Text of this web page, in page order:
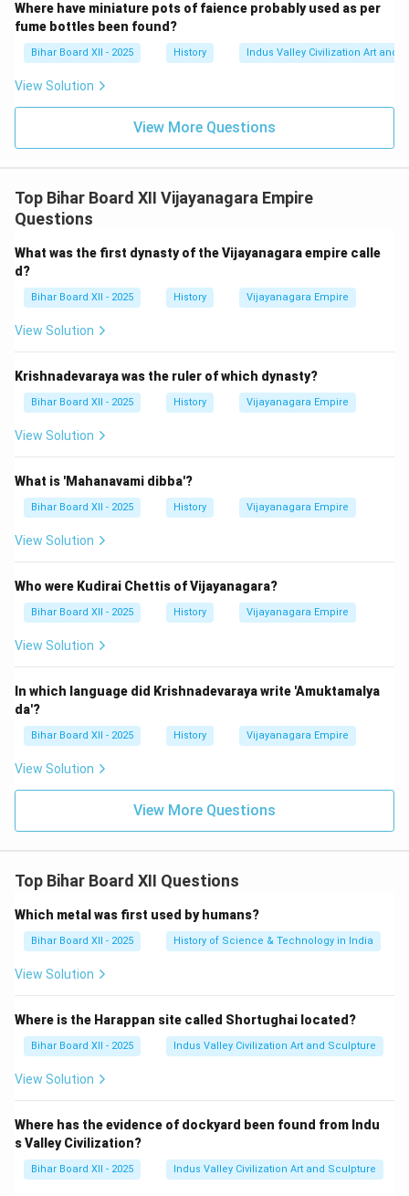
Where have miniature pots of faience probably used as per
fume bottles been found?
Bihar Board XII - 2025 History Indus Valley Civilization Art and
View Solution
View More Questions
Top Bihar Board XII Vijayanagara Empire
Questions
What was the first dynasty of the Vijayanagara empire calle
d?
Bihar Board XII - 2025 History Vijayanagara Empire
View Solution
Krishnadevaraya was the ruler of which dynasty?
Bihar Board XII - 2025 History Vijayanagara Empire
View Solution
What is 'Mahanavami dibba'?
Bihar Board XII - 2025 History Vijayanagara Empire
View Solution
Who were Kudirai Chettis of Vijayanagara?
Bihar Board XII - 2025 History Vijayanagara Empire
View Solution
In which language did Krishnadevaraya write 'Amuktamalya
da'?
Bihar Board XII - 2025 History Vijayanagara Empire
View Solution
View More Questions
Top Bihar Board XII Questions
Which metal was first used by humans?
Bihar Board XII - 2025 History of Science & Technology in India
View Solution
Where is the Harappan site called Shortughai located?
Bihar Board XII - 2025 Indus Valley Civilization Art and Sculpture
View Solution
Where has the evidence of dockyard been found from Indu
s Valley Civilization?
Bihar Board XII - 2025 Indus Valley Civilization Art and Sculpture